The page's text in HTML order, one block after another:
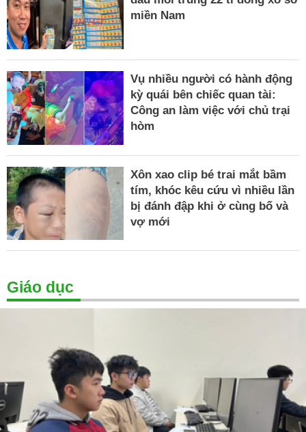
miền Nam
Vụ nhiều người có hành động
kỳ quái bên chiếc quan tài:
Công an làm việc với chủ trại
hòm
Xôn xao clip bé trai mắt bầm
tím, khóc kêu cứu vì nhiều lần
bị đánh đập khi ở cùng bố và
vợ mới
Giáo dục